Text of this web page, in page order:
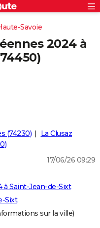
Savoie
2024 à
(74230)
La Clusaz
17/06/26 09:29
à Saint-Jean-de-Sixt
Sixt
sur la ville)